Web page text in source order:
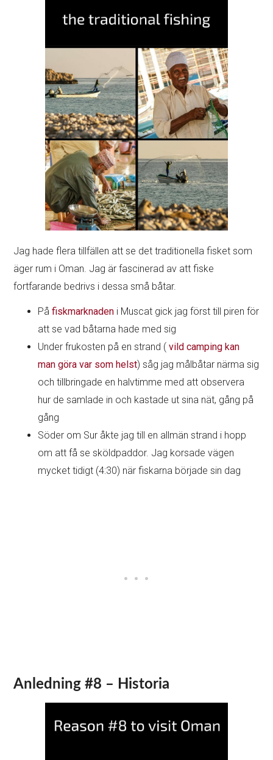
Jag hade flera tillfällen att se det traditionella fisket som
äger rum i Oman. Jag är fascinerad av att fiske
fortfarande bedrivs i dessa små båtar.
Påfiskmarknaden i Muscat gick jag först till piren för
att se vad båtarna hade med sig
Under frukosten på en strand (vild camping kan
man göra var som helst) såg jag målbåtar närma sig
och tillbringade en halvtimme med att observera
hur de samlade in och kastade ut sina nät, gång på
gång
Söder om Sur åkte jag till en allmän strand i hopp
om att få se sköldpaddor. Jag korsade vägen
mycket tidigt (4:30) när fiskarna började sin dag
Anledning #8 – Historia